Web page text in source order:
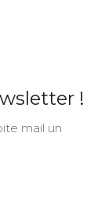
!
mail un